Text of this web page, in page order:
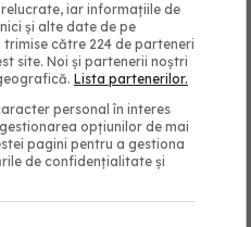
programe
la consecințe
în Europa în
de ciroză. De
cu hepatita C a
iar informațiile de
și alte date de pe
către 224 de parteneri
site. Noi și partenerii noștri
Lista partenerilor.
personal în interes
opțiunilor de mai
pagini pentru a gestiona
de confidențialitate și